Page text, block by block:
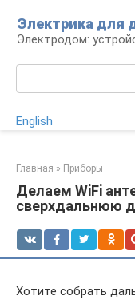
контенту
Электрика для
Электродом:
English
Главная » Приборы
Делаем WiFi
сверхдальнюю
Хотите собрать